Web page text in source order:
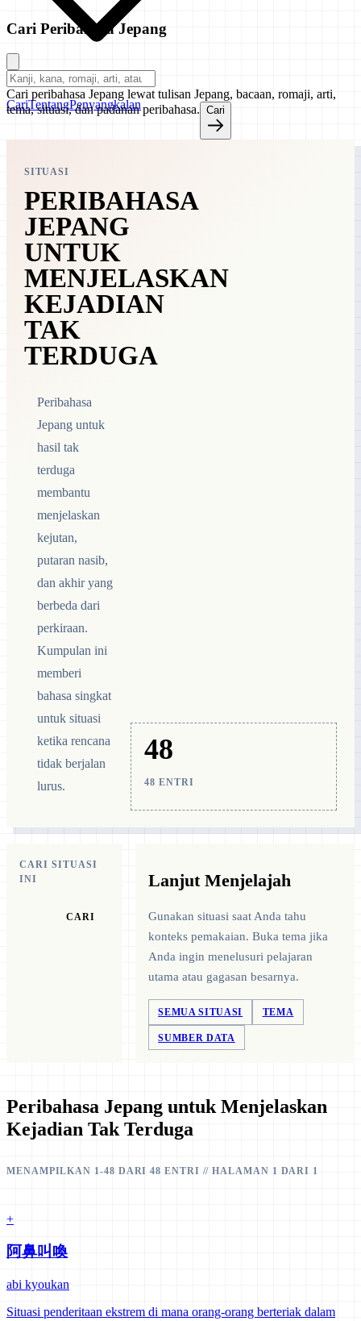
CariTentangPenyangkalan
Cari Peribahasa Jepang
Cari peribahasa Jepang lewat tulisan Jepang, bacaan, romaji, arti,
tema, situasi, dan padanan peribahasa. Cari
SITUASI
PERIBAHASA
JEPANG
UNTUK
MENJELASKAN
KEJADIAN
TAK
TERDUGA
Peribahasa
Jepang untuk
hasil tak
terduga
membantu
menjelaskan
kejutan,
putaran nasib,
dan akhir yang
berbeda dari
perkiraan.
Kumpulan ini
memberi
bahasa singkat
untuk situasi
ketika rencana
tidak berjalan
lurus.
48
48 ENTRI
CARI SITUASI
INI
CARI
Lanjut Menjelajah
Gunakan situasi saat Anda tahu
konteks pemakaian. Buka tema jika
Anda ingin menelusuri pelajaran
utama atau gagasan besarnya.
SEMUA SITUASI TEMA
SUMBER DATA
Peribahasa Jepang untuk Menjelaskan
Kejadian Tak Terduga
MENAMPILKAN 1-48 DARI 48 ENTRI // HALAMAN 1 DARI 1
+
阿鼻叫喚
abi kyoukan
Situasi penderitaan ekstrem di mana orang-orang berteriak dalam